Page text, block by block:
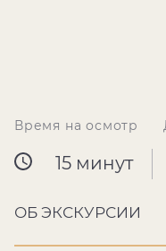
Время на осмотр
15 минут
ОБ ЭКСКУРСИИ